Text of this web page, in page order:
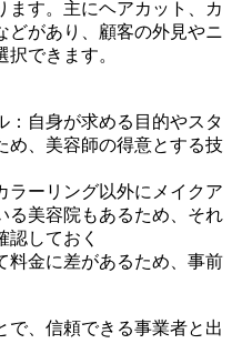
ます。主にヘアカット、カ
どがあり、顧客の外見やニ
できます。
：自身が求める目的やスタ
め、美容師の得意とする技
ラーリング以外にメイクア
る美容院もあるため、それ
認しておく
料金に差があるため、事前
で、信頼できる事業者と出